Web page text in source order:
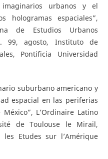
imaginarios urbanos y el
hologramas espaciales”,
de Estudios Urbanos
99, agosto, Instituto de
Pontificia Universidad
suburbano americano y
espacial en las periferias
L’Ordinaire Latino
de Toulouse le Mirail,
Etudes sur l’Amérique